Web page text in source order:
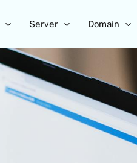
Server Domain